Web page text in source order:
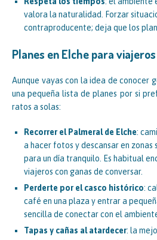
valora la naturalidad. Forzar
contraproducente; deja que los
Planes en Elche para
Aunque vayas con la idea de conocer
una pequeña lista de planes por si
ratos a solas:
Recorrer el Palmeral de Elche:
a hacer fotos y descansar en
para un día tranquilo. Es habitual
viajeros con ganas de conversar.
Perderte por el casco histórico:
café en una plaza y entrar a
sencilla de conectar con el
Tapas y cañas al atardecer: la